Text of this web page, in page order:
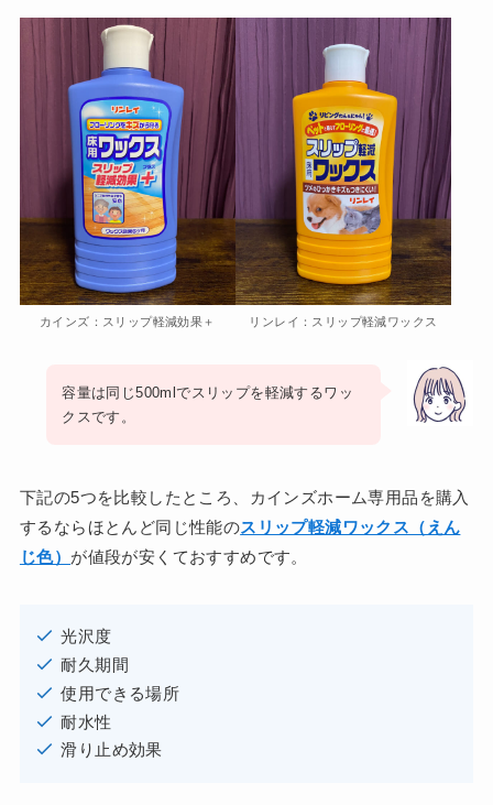
カインズ：スリップ軽減効果＋ リンレイ：スリップ軽減ワックス
容量は同じ500mlでスリップを軽減するワッ
クスです。
下記の5つを比較したところ、カインズホーム専用品を購入
するならほとんど同じ性能のスリップ軽減ワックス（えん
じ色） が値段が安くておすすめです。
光沢度
耐久期間
使用できる場所
耐水性
滑り止め効果